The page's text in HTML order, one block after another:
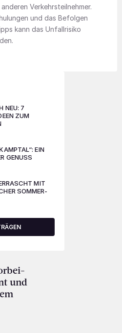
Verkehrsteilnehmer.
und das Befolgen
kann das Unfallrisiko
NEU: 7
ZUM
EIN
GENUSS
MIT
SOMMER-
und